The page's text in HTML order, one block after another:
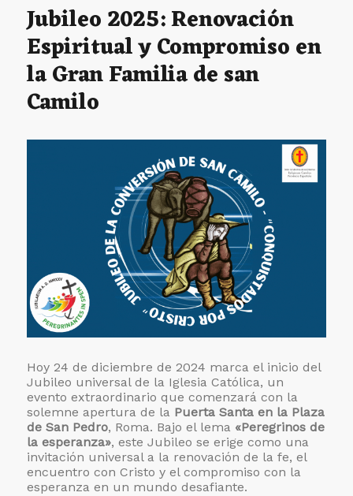
Esperanza
Compromiso
en
Jubileo 2025: Renovación
Espiritual y Compromiso en
la Gran Familia de san
Camilo
Hoy 24 de diciembre de 2024 marca el inicio del
Jubileo universal de la Iglesia Católica, un
evento extraordinario que comenzará con la
solemne apertura de la Puerta Santa en la Plaza
de San Pedro, Roma. Bajo el lema «Peregrinos de
la esperanza», este Jubileo se erige como una
invitación universal a la renovación de la fe, el
encuentro con Cristo y el compromiso con la
esperanza en un mundo desafiante.